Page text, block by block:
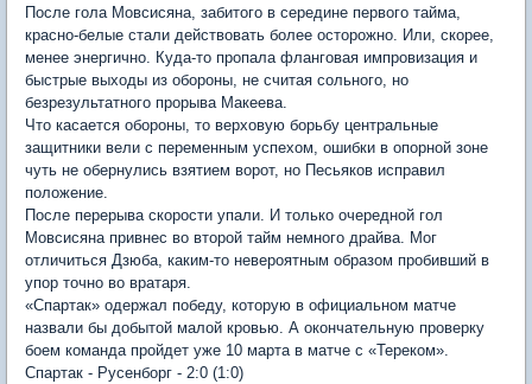
После гола Мовсисяна, забитого в середине первого тайма,
красно-белые стали действовать более осторожно. Или, скорее,
менее энергично. Куда-то пропала фланговая импровизация и
быстрые выходы из обороны, не считая сольного, но
безрезультатного прорыва Макеева.
Что касается обороны, то верховую борьбу центральные
защитники вели с переменным успехом, ошибки в опорной зоне
чуть не обернулись взятием ворот, но Песьяков исправил
положение.
После перерыва скорости упали. И только очередной гол
Мовсисяна привнес во второй тайм немного драйва. Мог
отличиться Дзюба, каким-то невероятным образом пробивший в
упор точно во вратаря.
«Спартак» одержал победу, которую в официальном матче
назвали бы добытой малой кровью. А окончательную проверку
боем команда пройдет уже 10 марта в матче с «Тереком».
Спартак - Русенборг - 2:0 (1:0)